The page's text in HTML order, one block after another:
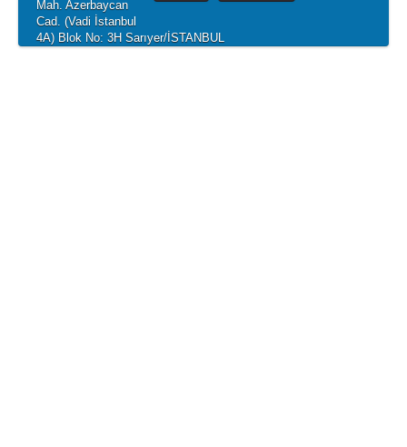
Mah. Azerbaycan
Cad. (Vadi İstanbul
4A) Blok No: 3H Sarıyer/İSTANBUL